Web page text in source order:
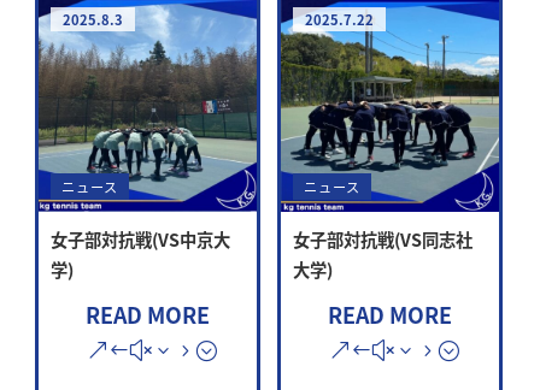
2025.8.3
ニュース
女子部対抗戦(VS中京大
学)
READ MORE
2025.7.22
ニュース
女子部対抗戦(VS同志社
大学)
READ MORE